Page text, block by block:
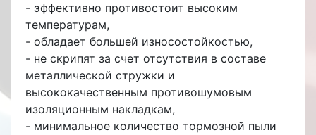
- эффективно противостоит высоким
температурам,
- обладает большей износостойкостью,
- не скрипят за счет отсутствия в составе
металлической стружки и
высококачественным противошумовым
изоляционным накладкам,
- минимальное количество тормозной пыли